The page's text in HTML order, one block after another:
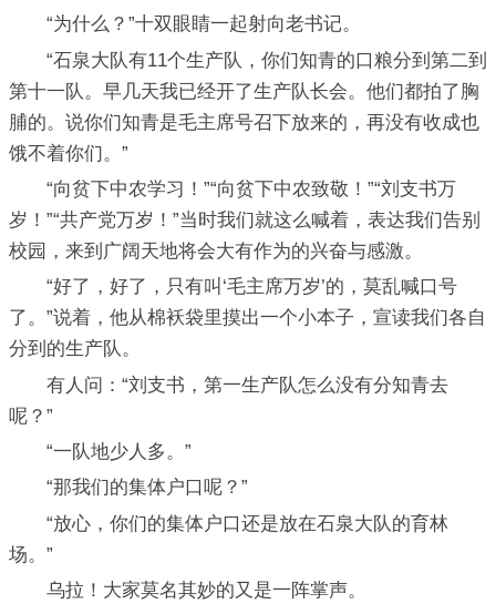
“为什么？”十双眼睛一起射向老书记。
“石泉大队有11个生产队，你们知青的口粮分到第二到
第十一队。早几天我已经开了生产队长会。他们都拍了胸
脯的。说你们知青是毛主席号召下放来的，再没有收成也
饿不着你们。”
“向贫下中农学习！”“向贫下中农致敬！”“刘支书万
岁！”“共产党万岁！”当时我们就这么喊着，表达我们告别
校园，来到广阔天地将会大有作为的兴奋与感激。
“好了，好了，只有叫‘毛主席万岁’的，莫乱喊口号
了。”说着，他从棉袄袋里摸出一个小本子，宣读我们各自
分到的生产队。
有人问：“刘支书，第一生产队怎么没有分知青去
呢？”
“一队地少人多。”
“那我们的集体户口呢？”
“放心，你们的集体户口还是放在石泉大队的育林
场。”
乌拉！大家莫名其妙的又是一阵掌声。